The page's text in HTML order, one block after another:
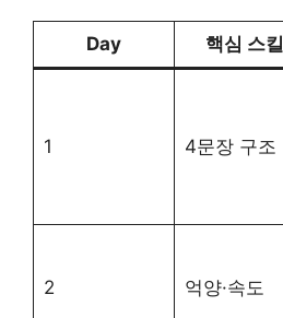
Day 핵심 스킬
1 4문장 구조
2 억양·속도